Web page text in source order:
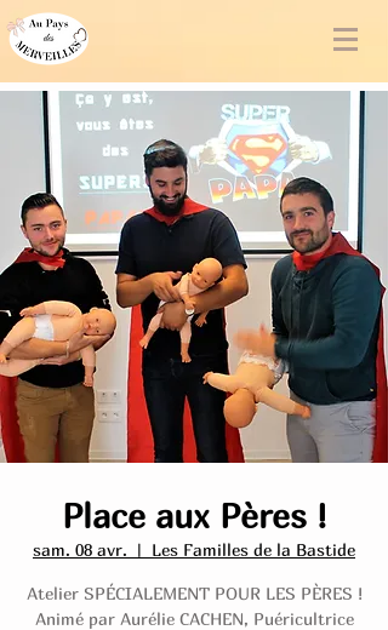
Place aux Pères !
sam. 08 avr.
  |
Les Familles de la Bastide
Atelier SPÉCIALEMENT POUR LES PÈRES !
Animé par Aurélie CACHEN, Puéricultrice